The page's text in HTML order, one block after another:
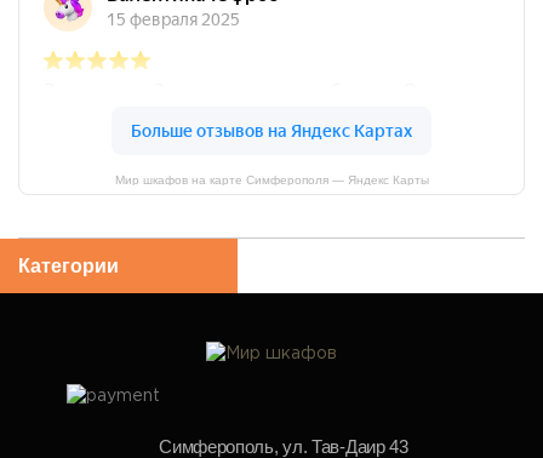
Категории
Мир шкафов на карте Симферополя — Яндекс Карты
Симферополь, ул. Тав-Даир 43